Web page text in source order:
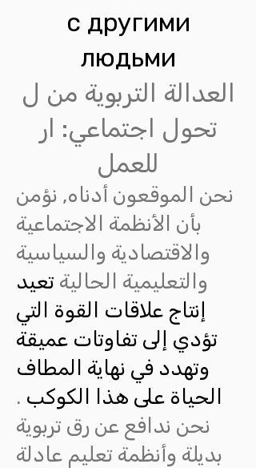
с другими
людьми
العدالة التربوية من ل
تحول اجتماعي: ار
للعمل
نحن الموقعون أدناه, نؤمن
بأن الأنظمة الاجتماعية
والاقتصادية والسياسية
والتعليمية الحالية تعيد
إنتاج علاقات القوة التي
تؤدي إلى تفاوتات عميقة
وتهدد في نهاية المطاف
الحياة على هذا الكوكب .
نحن ندافع عن رق تربوية
بديلة وأنظمة تعليم عادلة